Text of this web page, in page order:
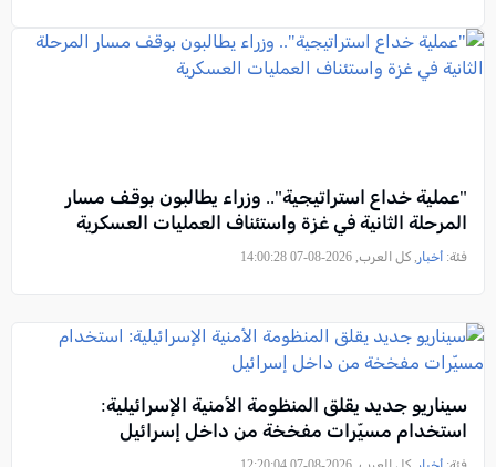
"عملية خداع استراتيجية".. وزراء يطالبون بوقف مسار
المرحلة الثانية في غزة واستئناف العمليات العسكرية
فئة: أخبار , كل العرب, 2026-08-07 14:00:28
سيناريو جديد يقلق المنظومة الأمنية الإسرائيلية:
استخدام مسيّرات مفخخة من داخل إسرائيل